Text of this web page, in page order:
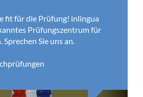
fit für die Prüfung! inlingua
Prüfungszentrum für
Sie uns an.